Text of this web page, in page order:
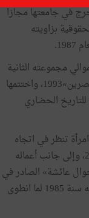
بدمشق حيث تخرج في جامعتها مجازا
بزاويته
الموالي مجموعته الثانية
«المواسم» ببيروت، ودشن عقد التسعينات بإصدار مجموعته الثالثة عن دار الأقواس «أنت كالزهرة لا تبصرين»1993، واختتمها
الحضاري
«امرأة تنظر في اتجاه
الماء من فوق الجبل» وأصدر في تونس مجموعته الأخيرة «قلوع» عن الدار التونسية للكتاب العام 2012، وإلى جانب أعماله
عائشة» الصادر في
طبعة أولى سنة 1983 وطبعة ثانية في العام 2012، وكتابه «مائة عام من القرية» الذي وقع التضييق عليه سنة 1985 لما انطوى